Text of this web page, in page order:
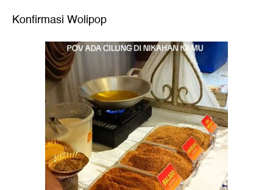
Konfirmasi Wolipop